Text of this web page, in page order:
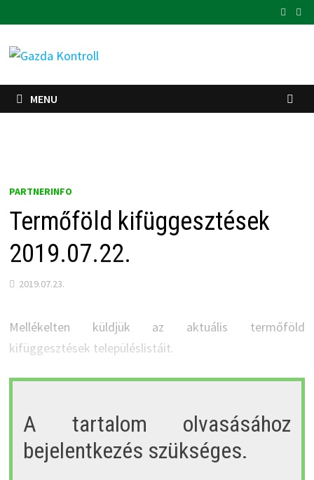
to
content
MENU
PARTNERINFO
Termőföld kifüggesztések
2019.07.22.
2019.07.23.
Mellékelten küldjük az aktuális termőföld
kifüggesztések településlistáit.
A tartalom olvasásához
bejelentkezés szükséges.